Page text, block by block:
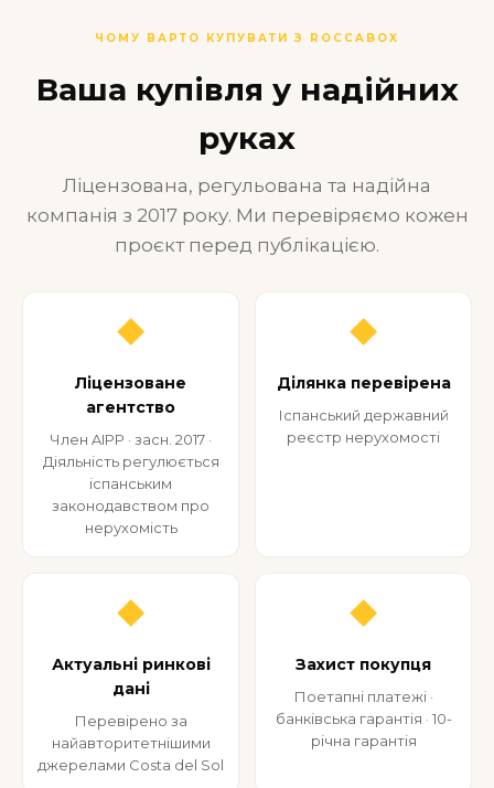
ЧОМУ ВАРТО КУПУВАТИ З ROCCABOX
Ваша купівля у надійних
руках
Ліцензована, регульована та надійна
компанія з 2017 року. Ми перевіряємо кожен
проєкт перед публікацією.
◆
Ліцензоване
агентство
Член AIPP · засн. 2017 ·
Діяльність регулюється
іспанським
законодавством про
нерухомість
◆
Ділянка перевірена
Іспанський державний
реєстр нерухомості
◆
Актуальні ринкові
дані
Перевірено за
найавторитетнішими
джерелами Costa del Sol
◆
Захист покупця
Поетапні платежі ·
банківська гарантія · 10-
річна гарантія